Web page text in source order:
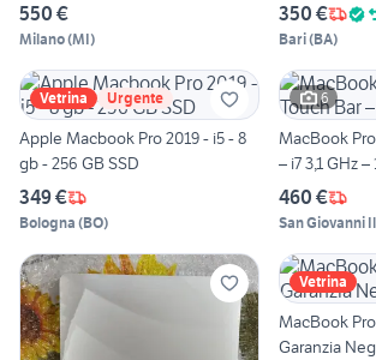
550 €
Milano(MI)
350 €
Bari(BA)
Vetrina Urgente
Apple Macbook Pro 2019 - i5 - 8
gb - 256 GB SSD
349 €
Bologna (BO)
6
MacBook
– i7 3,1 GHz –
460 €
San Giovanni
Vetrina
MacBook
Garanzia